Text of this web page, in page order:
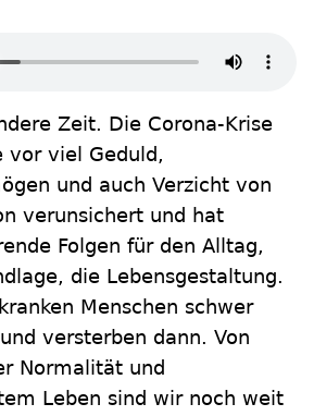
Zeit. Die Corona-Krise
vor viel Geduld,
und auch Verzicht von
verunsichert und hat
Folgen für den Alltag,
die Lebensgestaltung.
Menschen schwer
versterben dann. Von
Normalität und
Leben sind wir noch weit